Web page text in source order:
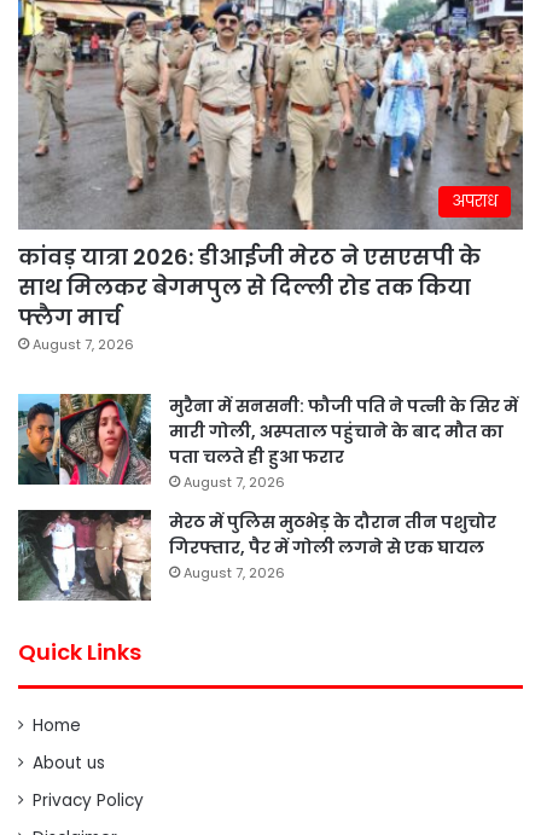
अपराध
कांवड़ यात्रा 2026: डीआईजी मेरठ ने एसएसपी के
साथ मिलकर बेगमपुल से दिल्ली रोड तक किया
फ्लैग मार्च
August 7, 2026
मुरैना में सनसनी: फौजी पति ने पत्नी के सिर में
मारी गोली, अस्पताल पहुंचाने के बाद मौत का
पता चलते ही हुआ फरार
August 7, 2026
मेरठ में पुलिस मुठभेड़ के दौरान तीन पशुचोर
गिरफ्तार, पैर में गोली लगने से एक घायल
August 7, 2026
Quick Links
Home
About us
Privacy Policy